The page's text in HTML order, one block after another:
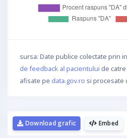
sursa: Date publice colectate prin
de feedback al pacientului de
afisate pe data.gov.ro si procesate
Embed
Download grafic